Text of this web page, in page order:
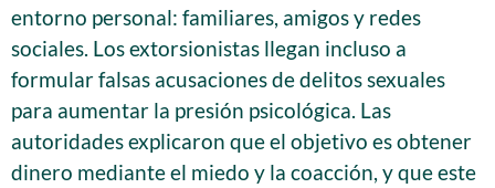
entorno personal: familiares, amigos y redes
sociales. Los extorsionistas llegan incluso a
formular falsas acusaciones de delitos sexuales
para aumentar la presión psicológica. Las
autoridades explicaron que el objetivo es obtener
dinero mediante el miedo y la coacción, y que este